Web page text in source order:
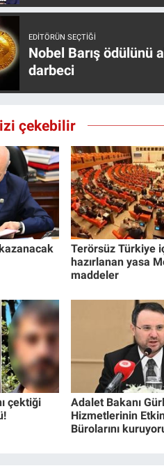
EDITÖRÜN SEÇTIĞI
Nobel Barış ödülünü
darbeci
çekebilir
Terörsüz Türkiye
hazırlanan yasa
maddeler
çektiği
Adalet Bakanı
Hizmetlerinin
Bürolarını